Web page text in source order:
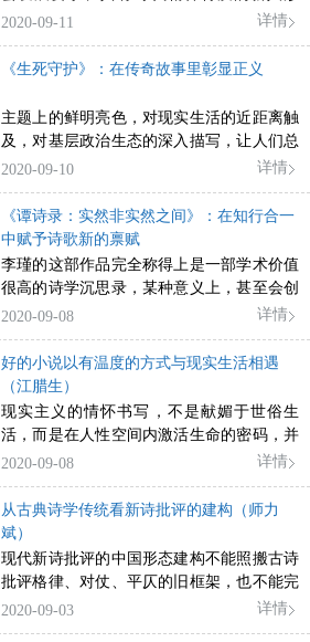
象，才能真正发时代之先声、燃前进之灯
使命。
2020-09-11 详情
《生死守护》：在传奇故事里彰显正义
主题上的鲜明亮色，对现实生活的近距离触
及，对基层政治生态的深入描写，让人们总
结评价张平小说时既找到方便的角度，又形
2020-09-10 详情
《谭诗录：实然非实然之间》：在知行合一
中赋予诗歌新的禀赋
李瑾的这部作品完全称得上是一部学术价值
很高的诗学沉思录，某种意义上，甚至会创
造出新的诗歌逻辑体系和新的理解范式，当
和时间的见证。
2020-09-08 详情
好的小说以有温度的方式与现实生活相遇
（江腊生）
现实主义的情怀书写，不是献媚于世俗生
活，而是在人性空间内激活生命的密码，并
以一种有温度、有情韵的方式与生活相遇
2020-09-08 详情
从古典诗学传统看新诗批评的建构（师力
斌）
现代新诗批评的中国形态建构不能照搬古诗
批评格律、对仗、平仄的旧框架，也不能完
全脱离古诗批评自说自话，而是要从新诗的
2020-09-03 详情